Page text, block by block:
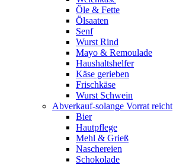
Öle & Fette
Ölsaaten
Senf
Wurst Rind
Mayo & Remoulade
Haushaltshelfer
Käse gerieben
Frischkäse
Wurst Schwein
Abverkauf-solange Vorrat reicht
Bier
Hautpflege
Mehl & Grieß
Naschereien
Schokolade